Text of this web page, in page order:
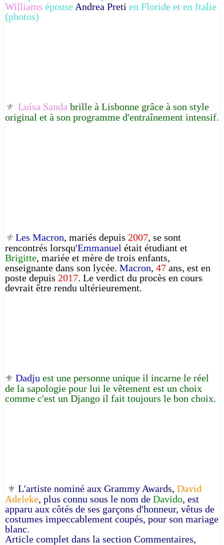
Williams épouse Andrea Preti en Floride et en Italie
(photos)
⚜️ Luísa Sanda brille à Lisbonne grâce à son style
original et à son programme d'entraînement intensif.
⚜️ Les Macron, mariés depuis 2007, se sont
rencontrés lorsqu'Emmanuel était étudiant et
Brigitte, mariée et mère de trois enfants,
enseignante dans son lycée. Macron, 47 ans, est en
poste depuis 2017. Le verdict du procès en cours
devrait être rendu ultérieurement.
⚜️ Dadju est une personne unique il incarne le réel
de la sapologie pour lui le vêtement est un choix
comme c'est un Django il fait toujours le bon choix.
⚜️ L'artiste nominé aux Grammy Awards, David
Adeleke, plus connu sous le nom de Davido, est
apparu aux côtés de ses garçons d'honneur, vêtus de
costumes impeccablement coupés, pour son mariage
blanc.
Article complet dans la section Commentaires,